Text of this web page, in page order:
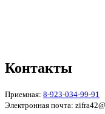
Контакты
Приемная: 8-923-034-99-91
Электронная почта: